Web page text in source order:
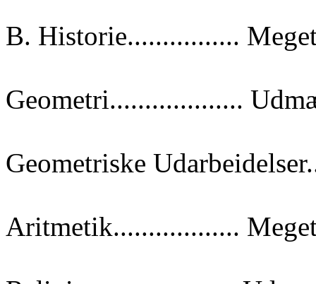
B. Historie................
Geometri...................
Geometriske
Aritmetik..................